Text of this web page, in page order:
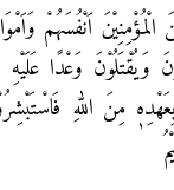
اَنْفُسَهُمْ
وَيُقْتَلُوْنَ وَعْدًا
مِنَ اللّٰهِ